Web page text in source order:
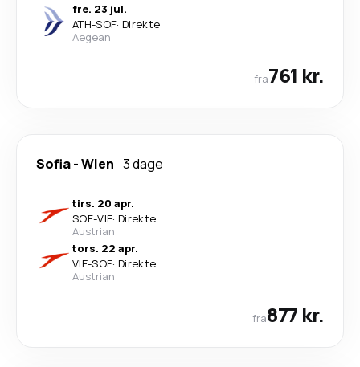
fre. 23 jul.
ATH-SOF· Direkte
Aegean
fra761 kr.
Sofia-Wien 3 dage
tirs. 20 apr.
SOF-VIE· Direkte
Austrian
tors. 22 apr.
VIE-SOF· Direkte
Austrian
fra877 kr.